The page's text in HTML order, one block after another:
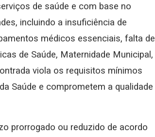
de saúde e com base no
incluindo a insuficiência de
médicos essenciais, falta de
de Saúde, Maternidade Municipal,
viola os requisitos mínimos
Saúde e comprometem a qualidade
prorrogado ou reduzido de acordo